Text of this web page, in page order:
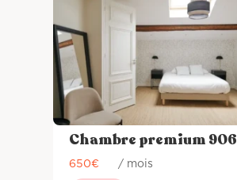
Chambre premium 906
650€ / mois